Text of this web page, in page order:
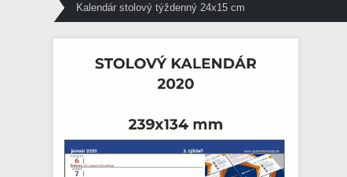
Kalendár stolový týždenný 24x15 cm